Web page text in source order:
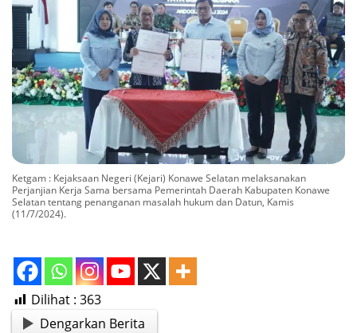
Ketgam : Kejaksaan Negeri (Kejari) Konawe Selatan melaksanakan
Perjanjian Kerja Sama bersama Pemerintah Daerah Kabupaten Konawe
Selatan tentang penanganan masalah hukum dan Datun, Kamis
(11/7/2024).
Dilihat : 363
Dengarkan Berita